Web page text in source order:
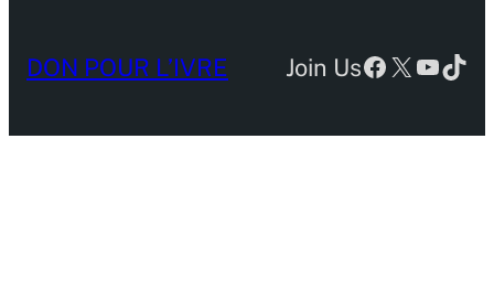
DON POUR L’IVRE Join UsFacebook
X